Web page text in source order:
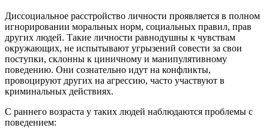
Диссоциальное расстройство личности проявляется в полном
игнорировании моральных норм, социальных правил, прав
других людей. Такие личности равнодушны к чувствам
окружающих, не испытывают угрызений совести за свои
поступки, склонны к циничному и манипулятивному
поведению. Они сознательно идут на конфликты,
провоцируют других на агрессию, часто участвуют в
криминальных действиях.
С раннего возраста у таких людей наблюдаются проблемы с
поведением: